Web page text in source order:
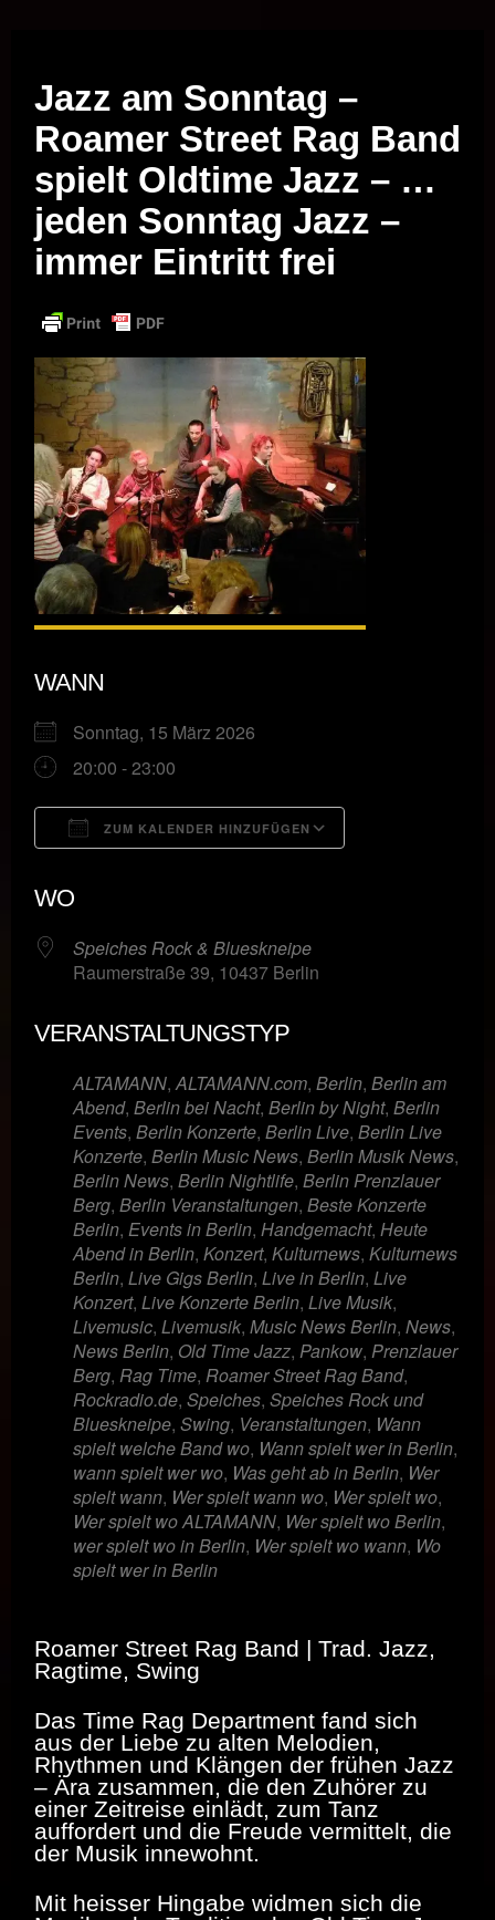
Jazz am Sonntag –
Roamer Street Rag Band
spielt Oldtime Jazz – …
jeden Sonntag Jazz –
immer Eintritt frei
WANN
Sonntag, 15 März 2026
20:00 - 23:00
ZUM KALENDER HINZUFÜGEN
WO
Speiches Rock & Blueskneipe
Raumerstraße 39, 10437 Berlin
VERANSTALTUNGSTYP
ALTAMANN,ALTAMANN.com, Berlin, Berlin am
Abend, Berlin bei Nacht, Berlin by Night, Berlin
Events, Berlin Konzerte, Berlin Live, Berlin Live
Konzerte, Berlin Music News, Berlin Musik News,
Berlin News, Berlin Nightlife, Berlin Prenzlauer
Berg, Berlin Veranstaltungen, Beste Konzerte
Berlin, Events in Berlin, Handgemacht, Heute
Abend in Berlin, Konzert, Kulturnews, Kulturnews
Berlin, Live Gigs Berlin, Live in Berlin, Live
Konzert, Live Konzerte Berlin, Live Musik,
Livemusic, Livemusik, Music News Berlin, News,
News Berlin, Old Time Jazz, Pankow, Prenzlauer
Berg, Rag Time, Roamer Street Rag Band,
Rockradio.de, Speiches, Speiches Rock und
Blueskneipe, Swing, Veranstaltungen, Wann
spielt welche Band wo, Wann spielt wer in Berlin,
wann spielt wer wo, Was geht ab in Berlin, Wer
spielt wann, Wer spielt wann wo, Wer spielt wo,
Wer spielt wo ALTAMANN, Wer spielt wo Berlin,
wer spielt wo in Berlin, Wer spielt wo wann, Wo
spielt wer in Berlin
Roamer Street Rag Band | Trad. Jazz,
Ragtime, Swing
Das Time Rag Department fand sich
aus der Liebe zu alten Melodien,
Rhythmen und Klängen der frühen Jazz
– Ära zusammen, die den Zuhörer zu
einer Zeitreise einlädt, zum Tanz
auffordert und die Freude vermittelt, die
der Musik innewohnt.
Mit heisser Hingabe widmen sich die